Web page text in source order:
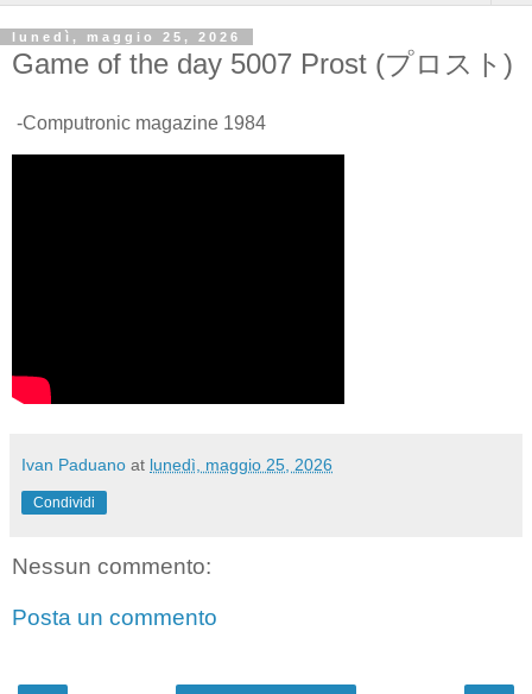
lunedì, maggio 25, 2026
Game of the day 5007 Prost (プロスト)
-Computronic magazine 1984
Ivan Paduano at lunedì, maggio 25, 2026
Condividi
Nessun commento:
Posta un commento